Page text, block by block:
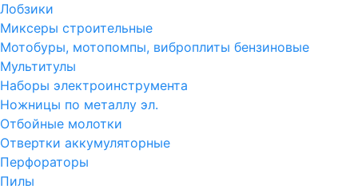
Лобзики
Миксеры строительные
Мотобуры, мотопомпы, виброплиты бензиновые
Мультитулы
Наборы электроинструмента
Ножницы по металлу эл.
Отбойные молотки
Отвертки аккумуляторные
Перфораторы
Пилы